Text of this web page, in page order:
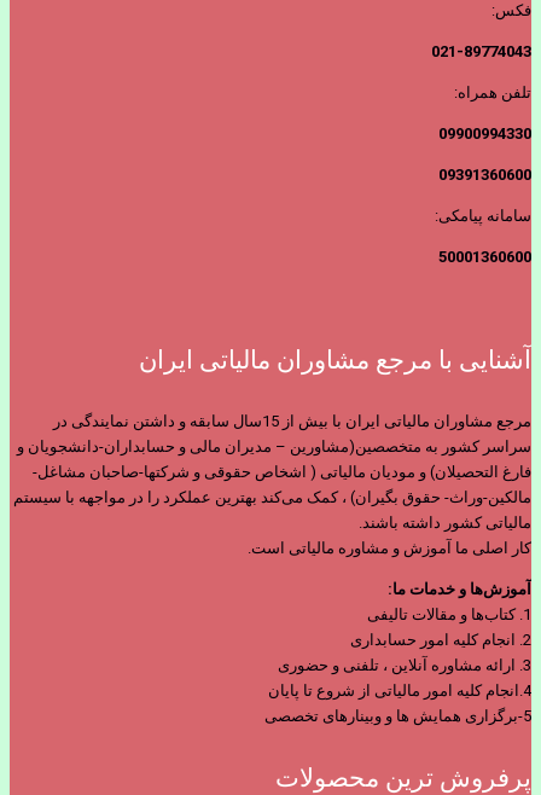
فکس:
021-89774043
تلفن همراه:
09900994330
09391360600
سامانه پیامکی:
50001360600
آشنایی با مرجع مشاوران مالیاتی ایران
مرجع مشاوران مالیاتی ایران با بیش از 15سال سابقه و داشتن نمایندگی در
سراسر کشور به متخصصین(مشاورین – مدیران مالی و حسابداران-دانشجویان و
فارغ التحصیلان) و مودیان مالیاتی ( اشخاص حقوقی و شرکتها-صاحبان مشاغل-
مالکین-وراث- حقوق بگیران) ، کمک می‌کند بهترین عملکرد را در مواجهه با سیستم
مالیاتی کشور داشته باشند.
کار اصلی ما آموزش و مشاوره مالیاتی است.
آموزش‌ها و خدمات ما:
1. کتاب‌ها و مقالات تالیفی
2. انجام کلیه امور حسابداری
3. ارائه مشاوره آنلاین ، تلفنی و حضوری
4.انجام کلیه امور مالیاتی از شروع تا پایان
5-برگزاری همایش ها و وبینارهای تخصصی
پرفروش ترین محصولات